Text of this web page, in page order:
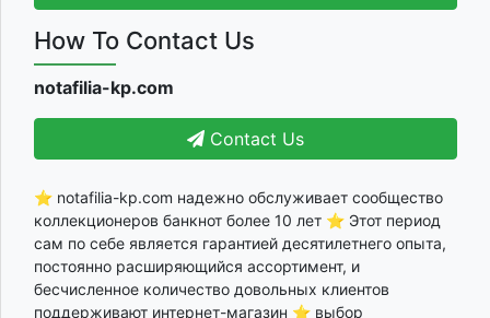
How To Contact Us
notafilia-kp.com
Contact Us
⭐ notafilia-kp.com надежно обслуживает сообщество
коллекционеров банкнот более 10 лет ⭐ Этот период
сам по себе является гарантией десятилетнего опыта,
постоянно расширяющийся ассортимент, и
бесчисленное количество довольных клиентов
поддерживают интернет-магазин ⭐ выбор